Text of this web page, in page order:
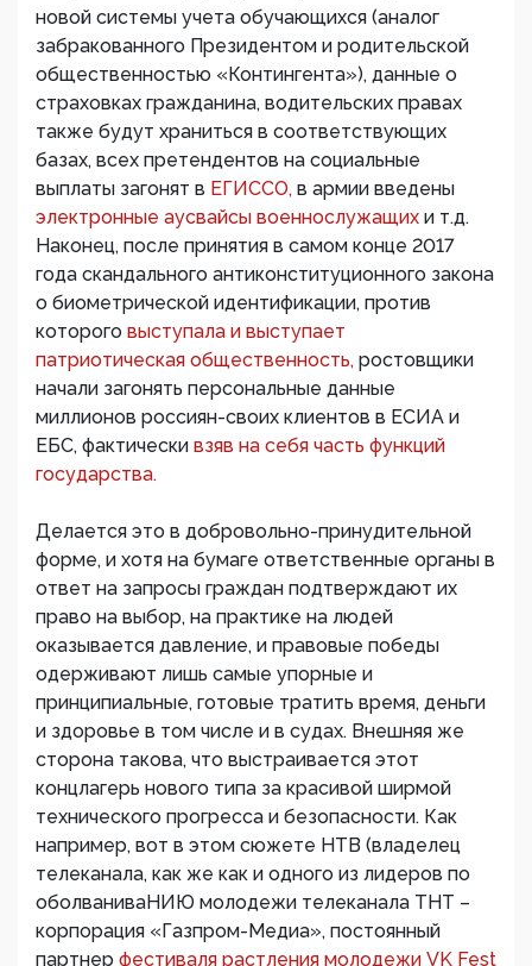
новой системы учета обучающихся (аналог
забракованного Президентом и родительской
общественностью «Контингента»), данные о
страховках гражданина, водительских правах
также будут храниться в соответствующих
базах, всех претендентов на социальные
выплаты загонят в ЕГИССО, в армии введены
электронные аусвайсы военнослужащих и т.д.
Наконец, после принятия в самом конце 2017
года скандального антиконституционного закона
о биометрической идентификации, против
которого выступала и выступает
патриотическая общественность, ростовщики
начали загонять персональные данные
миллионов россиян-своих клиентов в ЕСИА и
ЕБС, фактически взяв на себя часть функций
государства.
Делается это в добровольно-принудительной
форме, и хотя на бумаге ответственные органы в
ответ на запросы граждан подтверждают их
право на выбор, на практике на людей
оказывается давление, и правовые победы
одерживают лишь самые упорные и
принципиальные, готовые тратить время, деньги
и здоровье в том числе и в судах. Внешняя же
сторона такова, что выстраивается этот
концлагерь нового типа за красивой ширмой
технического прогресса и безопасности. Как
например, вот в этом сюжете НТВ (владелец
телеканала, как же как и одного из лидеров по
оболваниваНИЮ молодежи телеканала ТНТ –
корпорация «Газпром-Медиа», постоянный
партнер фестиваля растления молодежи VK Fest